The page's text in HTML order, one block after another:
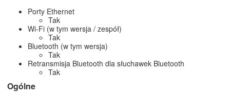
Porty Ethernet
Tak
Wi-Fi (w tym wersja / zespół)
Tak
Bluetooth (w tym wersja)
Tak
Retransmisja Bluetooth dla słuchawek Bluetooth
Tak
Ogólne